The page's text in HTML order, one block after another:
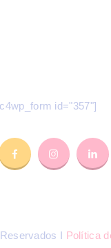
id="357"]
I Política